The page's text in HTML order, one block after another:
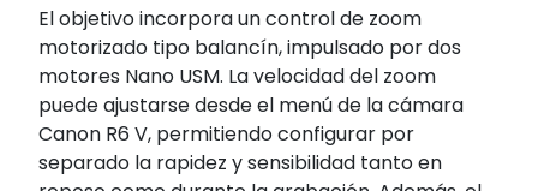
El objetivo incorpora un control de zoom
motorizado tipo balancín, impulsado por dos
motores Nano USM. La velocidad del zoom
puede ajustarse desde el menú de la cámara
Canon R6 V, permitiendo configurar por
separado la rapidez y sensibilidad tanto en